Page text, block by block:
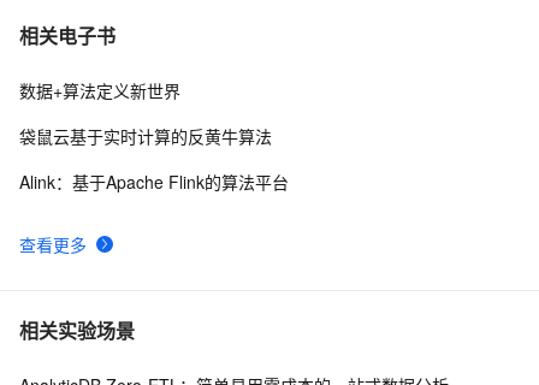
相关电子书
查看更多
数据+算法定义新世界
袋鼠云基于实时计算的反黄牛算法
Alink：基于Apache Flink的算法平台
相关实验场景